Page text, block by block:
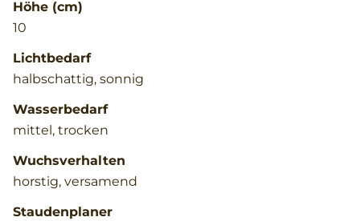
Höhe (cm)
10
Lichtbedarf
halbschattig, sonnig
Wasserbedarf
mittel, trocken
Wuchsverhalten
horstig, versamend
Staudenplaner